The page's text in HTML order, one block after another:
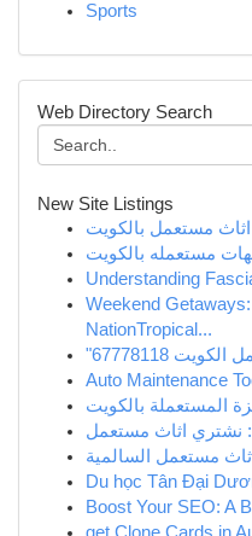
Sports
Web Directory Search
New Site Listings
مستعمل بالكويت
مستعمله بالكويت
Understanding
Weekend
NationTropical...
Auto Maintenance
المستعملة بالكويت
نشتري اثاث مستعمل
مستعمل السالمية
Du học Tân Đại
Boost Your SEO: A